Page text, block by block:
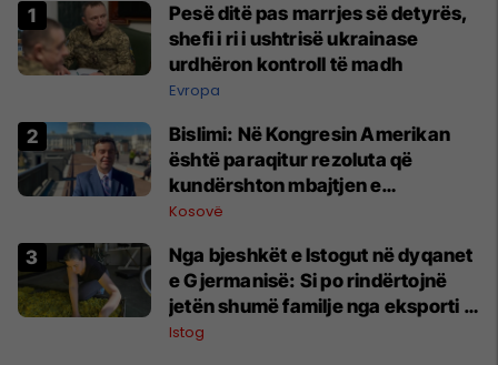
Pesë ditë pas marrjes së detyrës,
shefi i ri i ushtrisë ukrainase
urdhëron kontroll të madh
Evropa
Bislimi: Në Kongresin Amerikan
është paraqitur rezoluta që
kundërshton mbajtjen e
Asamblesë Parlamentare të
Kosovë
Nga bjeshkët e Istogut në dyqanet
e Gjermanisë: Si po rindërtojnë
jetën shumë familje nga eksporti i
bimëve mjekësore
Istog